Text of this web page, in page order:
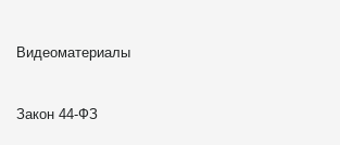
Видеоматериалы
Закон 44-ФЗ